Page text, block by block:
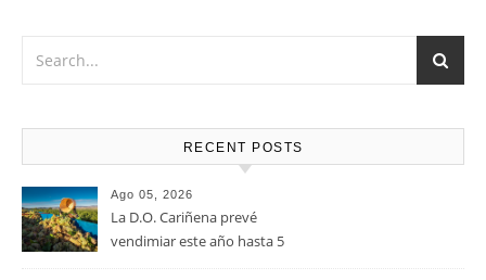
RECENT POSTS
Ago 05, 2026
La D.O. Cariñena prevé
vendimiar este año hasta 5